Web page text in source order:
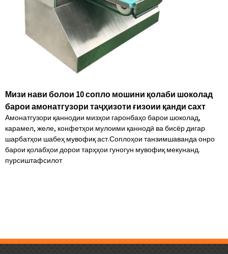
Мизи нави болои 10 сопло мошини қолаби шоколад
барои амонатгузори таҷҳизоти ғизоии қанди сахт
Амонатгузори қаннодии мизҳои гаронбаҳо барои шоколад,
карамел, желе, конфетҳои мулоими қаннодӣ ва бисёр дигар
шарбатҳои шабеҳ мувофиқ аст.Соплоҳои танзимшаванда онро
барои қолабҳои дорои тарҳҳои гуногун мувофиқ мекунанд.
пурсиштафсилот